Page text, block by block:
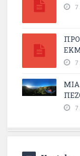
7
7
7